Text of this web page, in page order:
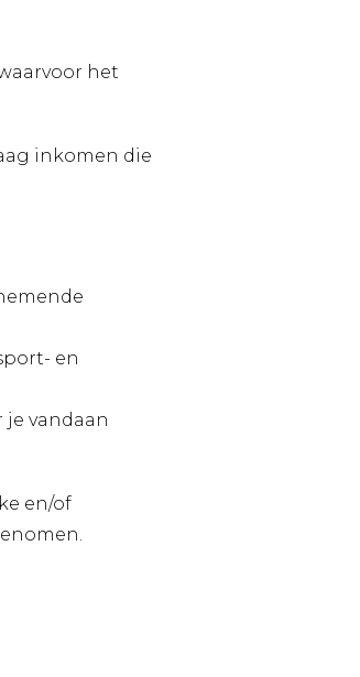
het
inkomen die
en
vandaan
en/of